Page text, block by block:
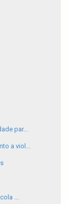
par...
a viol...
...